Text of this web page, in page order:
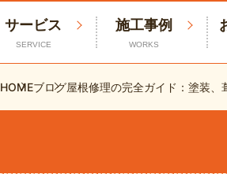
サービス
SERVICE
施工事例
WORKS
HOMEブログ屋根修理の完全ガイド：塗装